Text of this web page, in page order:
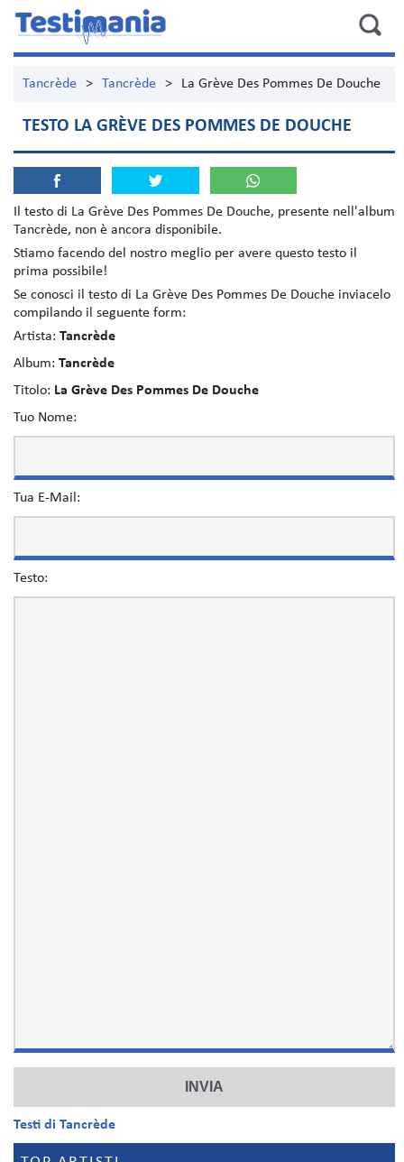
Tancrède > Tancrède > La Grève Des Pommes De Douche
TESTO LA GRÈVE DES POMMES DE DOUCHE
Il testo di La Grève Des Pommes De Douche, presente nell'album
Tancrède, non è ancora disponibile.
Stiamo facendo del nostro meglio per avere questo testo il
prima possibile!
Se conosci il testo di La Grève Des Pommes De Douche inviacelo
compilando il seguente form:
Artista: Tancrède
Album: Tancrède
Titolo: La Grève Des Pommes De Douche
Tuo Nome:
Tua E-Mail:
Testo:
Testi di Tancrède